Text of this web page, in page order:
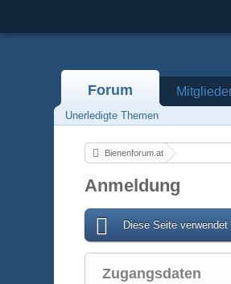
Forum
Unerledigte Themen
Bienenforum.at
Anmeldung
Diese Seite
Zugangsdaten